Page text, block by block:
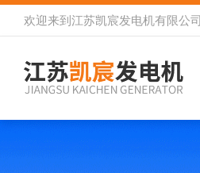
欢迎来到 江苏凯宸发电机有限公司